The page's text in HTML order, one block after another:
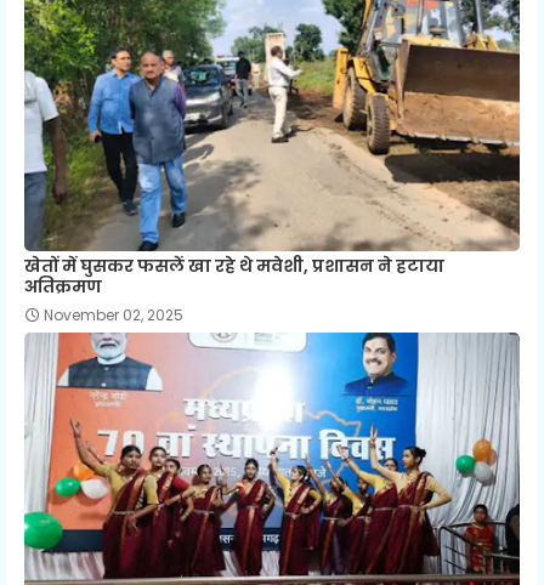
खेतों में घुसकर फसलें खा रहे थे मवेशी, प्रशासन ने हटाया
अतिक्रमण
November 02, 2025